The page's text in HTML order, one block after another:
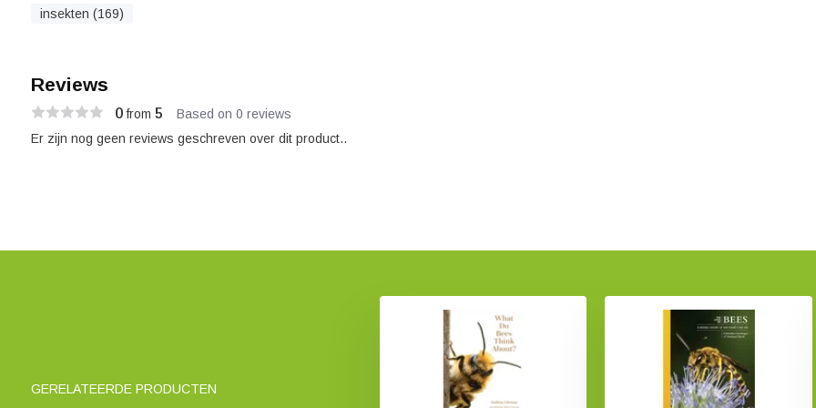
insekten (169)
Reviews
0from 5
Based on 0 reviews
Er zijn nog geen reviews geschreven over dit product..
GERELATEERDE PRODUCTEN